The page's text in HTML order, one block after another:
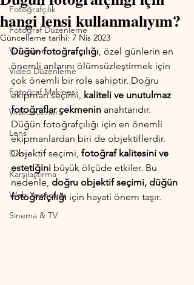
Fotoğrafçılık
Fotoğraf Düzenleme
Videografi
Video Düzenleme
Fotoğraf Makinesi
Video Kamera
Lens
Drone
Karşılaştırma
Web Yayıncılığı
Sinema & TV
hangi lensi kullanmalıyım?
Güncelleme tarihi: 7 Nis 2023
Düğün fotoğrafçılığı, özel günlerin en
önemli anlarını ölümsüzleştirmek için
çok önemli bir role sahiptir. Doğru
ekipman seçimi, kaliteli ve unutulmaz
fotoğraflar çekmenin anahtarıdır.
Düğün fotoğrafçılığı için en önemli
ekipmanlardan biri de objektiflerdir.
Objektif seçimi, fotoğraf kalitesini ve
estetiğini büyük ölçüde etkiler. Bu
nedenle, doğru objektif seçimi, düğün
fotoğrafçılığı için hayati önem taşır.